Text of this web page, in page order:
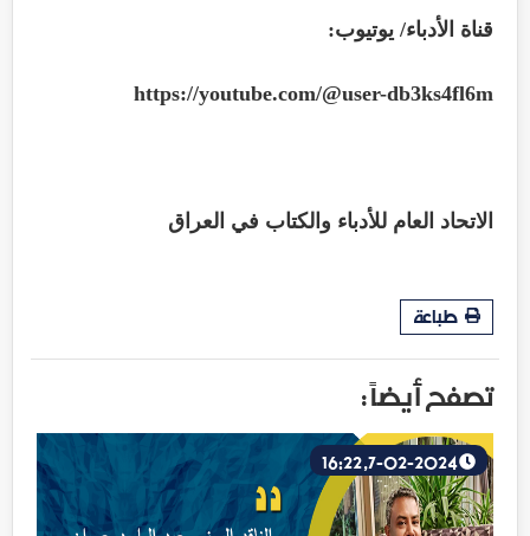
قناة الأدباء/ يوتيوب:
https://youtube.com/@user-db3ks4fl6m
الاتحاد العام للأدباء والكتاب في العراق
طباعة
تصفح أيضاً :